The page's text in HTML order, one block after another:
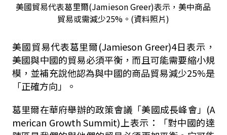
美國貿易代表葛里爾(Jamieson Greer)表示，美中商品
貿易或需減少25%。(資料照片)
美國貿易代表葛里爾(Jamieson Greer)4日表示，
美國與中國的貿易必須平衡，而且可能需要縮小規
模，並補充說他認為與中國的商品貿易減少25%是
「正確方向」。
葛里爾在華府舉辦的政策會議「美國成長峰會」(A
merican Growth Summit)上表示：「對中國的達